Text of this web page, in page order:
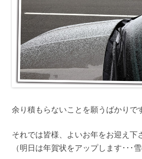
余り積もらないことを願うばかりで
それでは皆様、よいお年をお迎え下
（明日は年賀状をアップします･･･